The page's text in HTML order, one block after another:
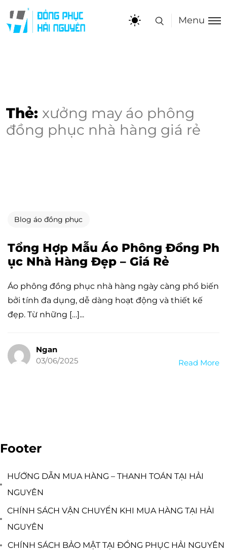
Menu
Thẻ: xưởng may áo phông
đồng phục nhà hàng giá rẻ
Blog áo đồng phục
Tổng Hợp Mẫu Áo Phông Đồng Ph
ục Nhà Hàng Đẹp – Giá Rẻ
Áo phông đồng phục nhà hàng ngày càng phổ biến
bởi tính đa dụng, dễ dàng hoạt động và thiết kế
đẹp. Từ những […]...
Ngan
03/06/2025
Read More
Footer
HƯỚNG DẪN MUA HÀNG – THANH TOÁN TẠI HẢI
NGUYÊN
CHÍNH SÁCH VẬN CHUYỂN KHI MUA HÀNG TẠI HẢI
NGUYÊN
CHÍNH SÁCH BẢO MẬT TẠI ĐỒNG PHỤC HẢI NGUYÊN